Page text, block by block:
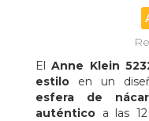
El Anne Klein
estilo en un
esfera de
auténtico a las